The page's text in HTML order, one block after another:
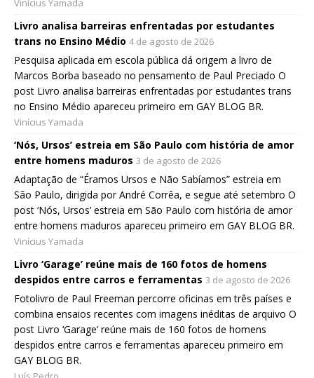
Vinícius Yamada
Livro analisa barreiras enfrentadas por estudantes
trans no Ensino Médio 4 de agosto de 2026
Pesquisa aplicada em escola pública dá origem a livro de
Marcos Borba baseado no pensamento de Paul Preciado O
post Livro analisa barreiras enfrentadas por estudantes trans
no Ensino Médio apareceu primeiro em GAY BLOG BR.
Vinícius Yamada
‘Nós, Ursos’ estreia em São Paulo com história de amor
entre homens maduros 3 de agosto de 2026
Adaptação de “Éramos Ursos e Não Sabíamos” estreia em
São Paulo, dirigida por André Corrêa, e segue até setembro O
post ‘Nós, Ursos’ estreia em São Paulo com história de amor
entre homens maduros apareceu primeiro em GAY BLOG BR.
Vinícius Yamada
Livro ‘Garage’ reúne mais de 160 fotos de homens
despidos entre carros e ferramentas 3 de agosto de 2026
Fotolivro de Paul Freeman percorre oficinas em três países e
combina ensaios recentes com imagens inéditas de arquivo O
post Livro ‘Garage’ reúne mais de 160 fotos de homens
despidos entre carros e ferramentas apareceu primeiro em
GAY BLOG BR.